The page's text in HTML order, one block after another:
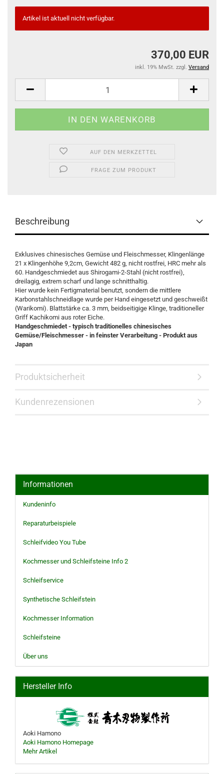
Artikel ist aktuell nicht verfügbar.
370,00 EUR
inkl. 19% MwSt. zzgl. Versand
AUF DEN MERKZETTEL
FRAGE ZUM PRODUKT
Beschreibung
Exklusives chinesisches Gemüse und Fleischmesser, Klingenlänge
21 x Klingenhöhe 9,2cm, Gewicht 482 g, nicht rostfrei, HRC mehr als
60. Handgeschmiedet aus Shirogami-2-Stahl (nicht rostfrei),
dreilagig, extrem scharf und lange schnitthaltig.
Hier wurde kein Fertigmaterial benutzt, sondern die mittlere
Karbonstahlschneidlage wurde per Hand eingesetzt und geschweißt
(Warikomi). Blattstärke ca. 3 mm, beidseitigige Klinge, traditioneller
Griff Kachikomi aus roter Eiche.
Handgeschmiedet - typisch traditionelles chinesisches
Gemüse/Fleischmesser - in feinster Verarbeitung - Produkt aus
Japan
Produktsicherheit
Kundenrezensionen
Informationen
Kundeninfo
Reparaturbeispiele
Schleifvideo You Tube
Kochmesser und Schleifsteine Info 2
Schleifservice
Synthetische Schleifstein
Kochmesser Information
Schleifsteine
Über uns
Hersteller Info
Aoki Hamono
Aoki Hamono Homepage
Mehr Artikel